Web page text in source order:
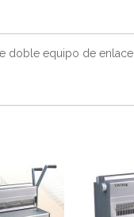
doble equipo de enlace